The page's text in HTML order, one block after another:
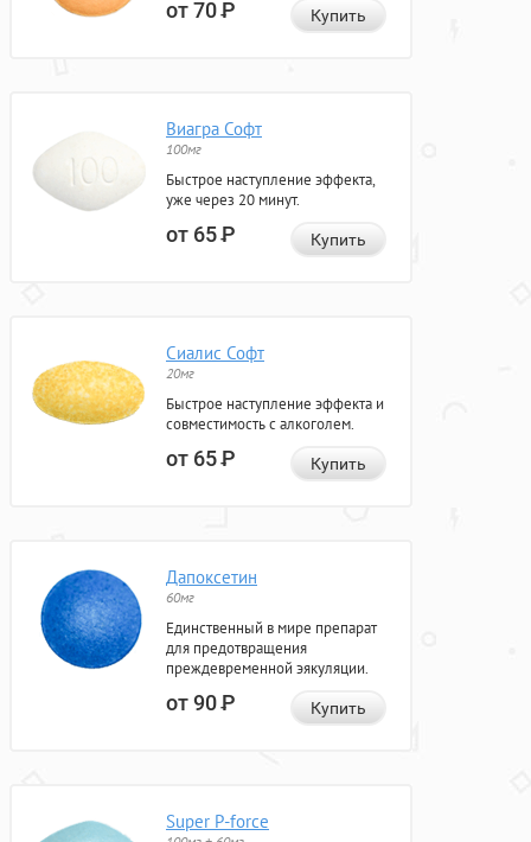
от 70Р Купить
Виагра Софт
100мг
Быстрое наступление эффекта,
уже через 20 минут.
от 65Р Купить
Сиалис Софт
20мг
Быстрое наступление эффекта и
совместимость с алкоголем.
от 65Р Купить
Дапоксетин
60мг
Единственный в мире препарат
для предотвращения
преждевременной эякуляции.
от 90Р Купить
Super P-force